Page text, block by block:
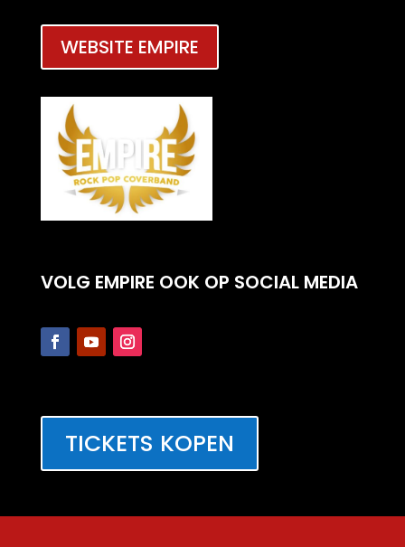
WEBSITE EMPIRE
VOLG EMPIRE OOK OP SOCIAL MEDIA
TICKETS KOPEN